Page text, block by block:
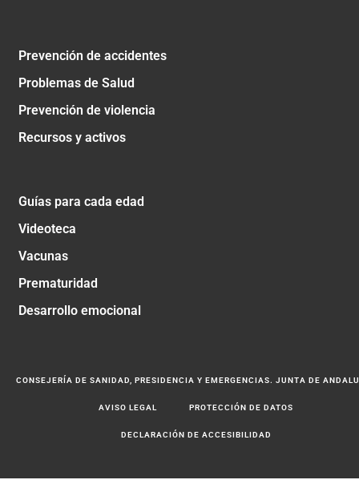
Prevención de accidentes
Problemas de Salud
Prevención de violencia
Recursos y activos
Guías para cada edad
Videoteca
Vacunas
Prematuridad
Desarrollo emocional
CONSEJERÍA DE SANIDAD, PRESIDENCIA Y EMERGENCIAS. JUNTA DE
AVISO LEGAL PROTECCIÓN DE DATOS
DECLARACIÓN DE ACCESIBILIDAD